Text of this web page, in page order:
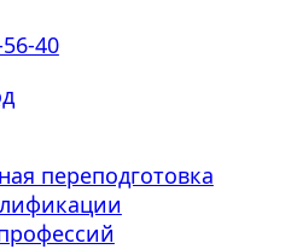
40
переподготовка